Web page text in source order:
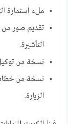
ملء استمارة
تقديم صور من
التأشيرة.
نسخة من توكيل
نسخة من خطاب
الزيارة.